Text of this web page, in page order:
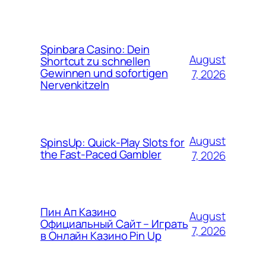
Spinbara Casino: Dein
Shortcut zu schnellen
Gewinnen und sofortigen
Nervenkitzeln
August
7, 2026
SpinsUp: Quick‑Play Slots for
the Fast‑Paced Gambler
August
7, 2026
Пин Ап Казино
Официальный Сайт – Играть
в Онлайн Казино Pin Up
August
7, 2026